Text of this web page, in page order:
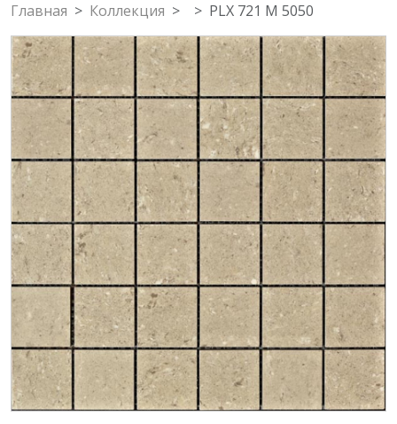
Главная Коллекция PLX 721 M 5050